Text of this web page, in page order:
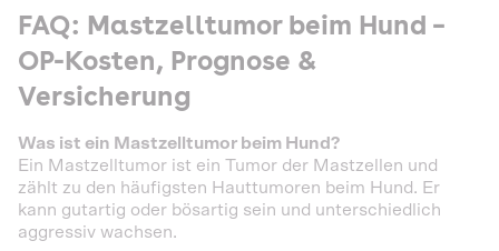
FAQ: Mastzelltumor beim Hund –
OP-Kosten, Prognose &
Versicherung
Was ist ein Mastzelltumor beim Hund?
Ein Mastzelltumor ist ein Tumor der Mastzellen und
zählt zu den häufigsten Hauttumoren beim Hund. Er
kann gutartig oder bösartig sein und unterschiedlich
aggressiv wachsen.